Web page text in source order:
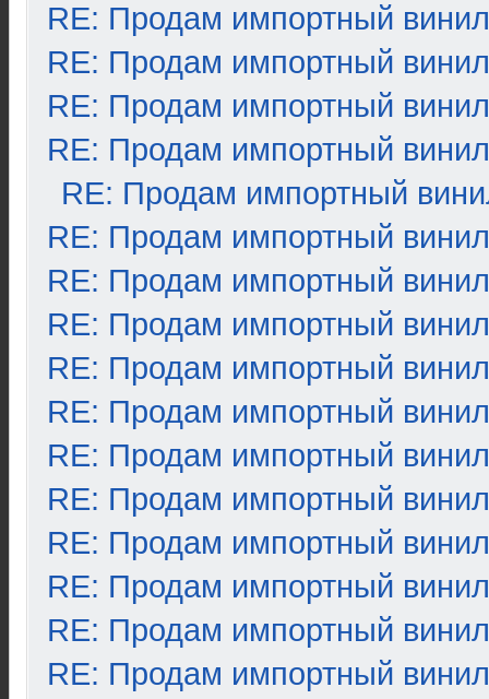
RE: Продам импортный винил
RE: Продам импортный винил
RE: Продам импортный винил
RE: Продам импортный винил
RE: Продам импортный
RE: Продам импортный винил
RE: Продам импортный винил
RE: Продам импортный винил
RE: Продам импортный винил
RE: Продам импортный винил
RE: Продам импортный винил
RE: Продам импортный винил
RE: Продам импортный винил
RE: Продам импортный винил
RE: Продам импортный винил
RE: Продам импортный винил